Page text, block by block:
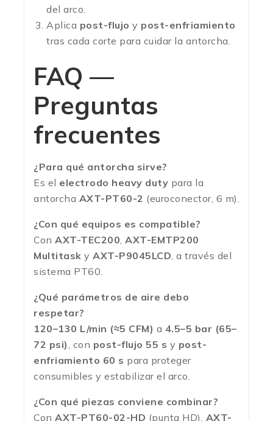
del arco.
Aplica post-flujo y post-enfriamiento
tras cada corte para cuidar la antorcha.
FAQ —
Preguntas
frecuentes
¿Para qué antorcha sirve?
Es el electrodo heavy duty para la
antorcha AXT-PT60-2 (euroconector, 6 m).
¿Con qué equipos es compatible?
Con AXT-TEC200 AXT-EMTP200
Multitask y AXT-P9045LCD , a través del
sistema PT60.
¿Qué parámetros de aire debo
respetar?
120–130 L/min (≈5 CFM) a 4.5–5 bar (65–
72 psi) , con post-flujo 55 s y post-
enfriamiento 60 s para proteger
consumibles y estabilizar el arco.
¿Con qué piezas conviene combinar?
Con AXT-PT60-02-HD (punta HD), AXT-